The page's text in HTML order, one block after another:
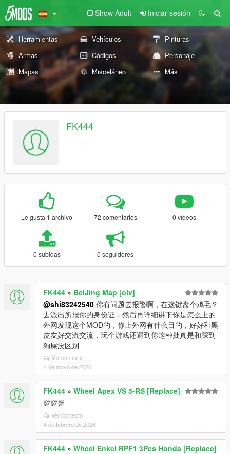
Show Adult Iniciar sesión
Herramientas Vehículos
Pinturas
Armas
Códigos
Personaje
Mapas
Misceláneo Más
FK444
Le gusta 1 archivo 72 comentarios 0 vídeos
0 subidas 0 seguidores
FK444 » BeiJing Map [oiv]
@shi83242540 你有问题去报警啊，在这键盘个鸡毛？
去派出所报你的身份证，然后再详细讲下你是怎么上的
外网发现这个MOD的，你上外网有什么目的，好好和黑
皮友好交流交流，玩个游戏还遇到你这种批真是和踩到
狗屎没区别
Ver contexto
4 de mayo de 2026
FK444 » Wheel Apex VS 5-RS [Replace]
💯💯💯
Ver contexto
4 de febrero de 2026
FK444 » Wheel Enkei RPF1 3Pcs Honda [Replace]